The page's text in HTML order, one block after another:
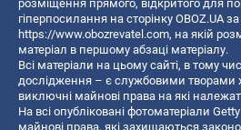
розміщення прямого, відкритого для
гіперпосилання на сторінку OBOZ.UA
https://www.obozrevatel.com, на якій
матеріал в першому абзаці матеріалу.
Всі матеріали на цьому сайті, в тому
дослідження – є службовими творами
виключні майнові права на які
На всі опубліковані фотоматеріали
майнові права, які захищаються